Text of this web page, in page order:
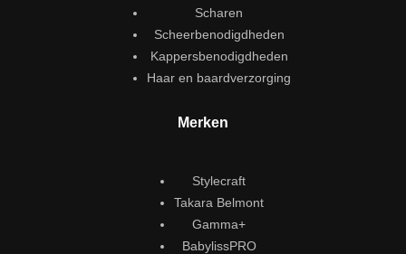
Scharen
Scheerbenodigdheden
Kappersbenodigdheden
Haar en baardverzorging
Merken
Stylecraft
Takara Belmont
Gamma+
BabylissPRO